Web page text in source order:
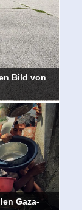
Bild von
Gaza-